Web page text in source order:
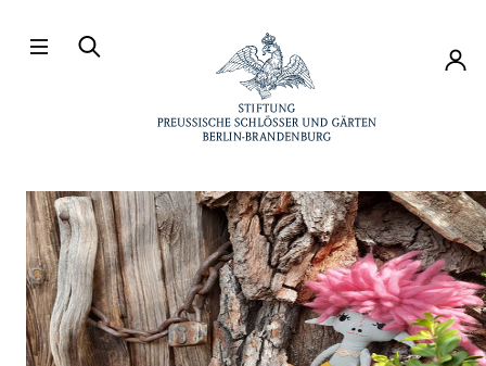
Konto